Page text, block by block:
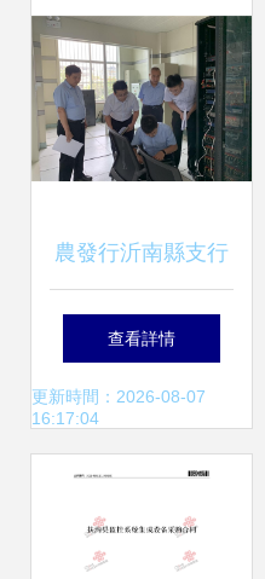
農發行沂南縣支行
扎實開展計算機系
統應急演練，筑牢
信息系統安全防線
查看詳情
更新時間：2026-08-07
16:17:04